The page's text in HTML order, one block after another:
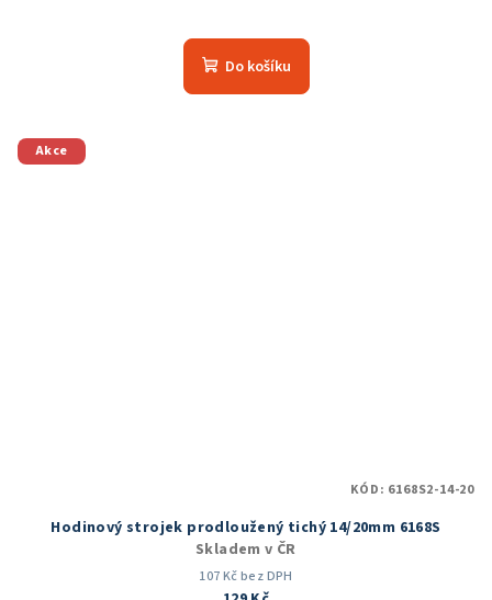
hodnocení
produktu
Do košíku
Akce
Hodinový strojek prodloužený tichý 14/20mm 6168S
Skladem v ČR
107 Kč bez DPH
KÓD: 6168S2-14-20